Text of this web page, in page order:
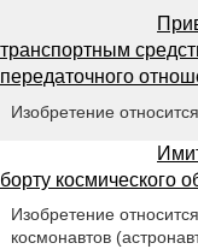
транспортным
передаточного
Изобретение
борту космического
Изобретение
космонавтов